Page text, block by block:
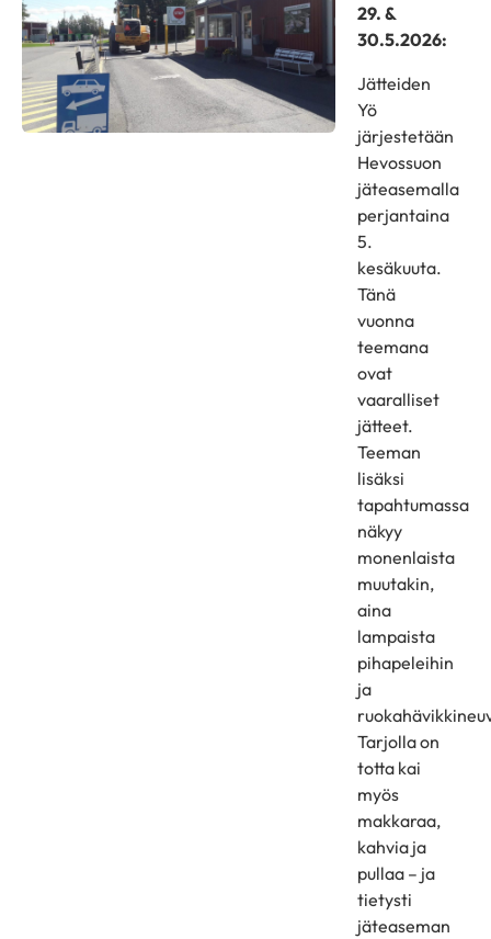
29. &
30.5.2026:
Jätteiden
Yö
järjestetään
Hevossuon
jäteasemalla
perjantaina
5.
kesäkuuta.
Tänä
vuonna
teemana
ovat
vaaralliset
jätteet.
Teeman
lisäksi
tapahtumassa
näkyy
monenlaista
muutakin,
aina
lampaista
pihapeleihin
ja
Tarjolla on
totta kai
myös
makkaraa,
kahvia ja
pullaa – ja
tietysti
jäteaseman